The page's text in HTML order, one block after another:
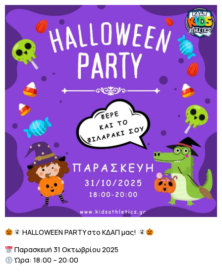
HALLOWEEN PARTY στο ΚΔΑΠ μας!
Παρασκευή 31 Οκτωβρίου 2025
Ώρα: 18:00 – 20:00